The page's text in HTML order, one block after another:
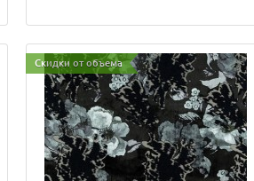
Скидки от объема